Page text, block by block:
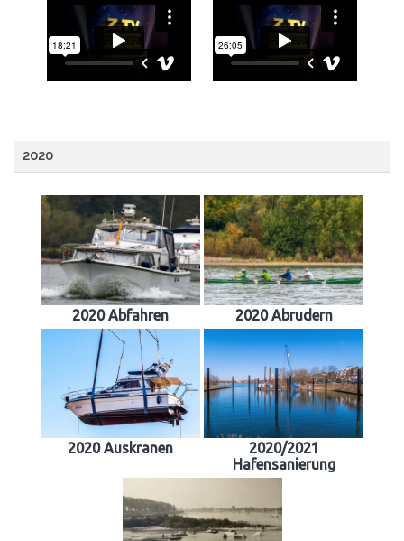
2020
2020 Abfahren 2020 Abrudern
2020 Auskranen
2020/2021
Hafensanierung